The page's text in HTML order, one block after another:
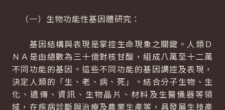
（一）生物功能性基因體研究：
基因結構與表現是掌控生命現象之關鍵。人類Ｄ
ＮＡ是由總數為三十億對核甘酸，組成八萬至十二萬
不同功能的基因。這些不同功能的基因調控及表現，
決定人類的「生、老、病、死」。結合分子生物、生
化、遺傳、資訊、生物晶片、材料及生醫儀器等領
域，在疾病診斷與治療及農業生產等，具發展生技產